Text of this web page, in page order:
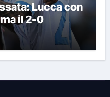
Lucca con
il 2-0